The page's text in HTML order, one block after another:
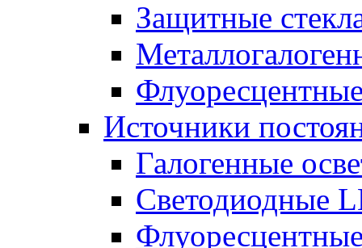
Защитные
Источники
Галогенные
Светодиодные